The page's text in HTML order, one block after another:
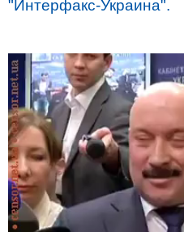
"Интерфакс-Украина".